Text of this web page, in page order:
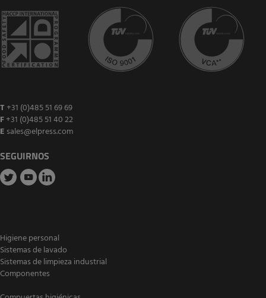
T +31 (0)485 51 69 69
F+31 (0)485 51 40 22
E sales@elpress.com
SEGUIRNOS
Higiene personal
Sistemas de lavado
Sistemas de limpieza industrial
Componentes